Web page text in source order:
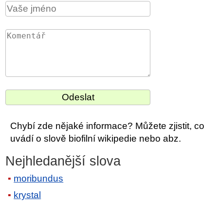
Chybí zde nějaké informace? Můžete zjistit, co
uvádí o slově biofilní wikipedie nebo abz.
Nejhledanější slova
moribundus
krystal